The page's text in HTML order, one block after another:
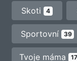
Skoti 4
Sportovní 39
Tvoje máma